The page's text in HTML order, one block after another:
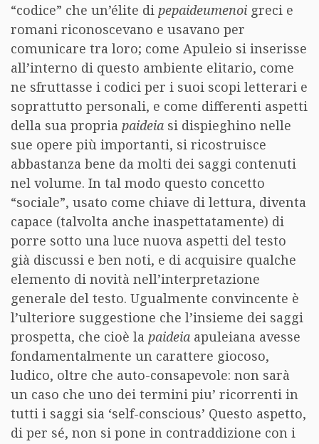
“codice” che un’élite di pepaideumenoi greci e
romani riconoscevano e usavano per
comunicare tra loro; come Apuleio si inserisse
all’interno di questo ambiente elitario, come
ne sfruttasse i codici per i suoi scopi letterari e
soprattutto personali, e come differenti aspetti
della sua propria paideia si dispieghino nelle
sue opere più importanti, si ricostruisce
abbastanza bene da molti dei saggi contenuti
nel volume. In tal modo questo concetto
“sociale”, usato come chiave di lettura, diventa
capace (talvolta anche inaspettatamente) di
porre sotto una luce nuova aspetti del testo
già discussi e ben noti, e di acquisire qualche
elemento di novità nell’interpretazione
generale del testo. Ugualmente convincente è
l’ulteriore suggestione che l’insieme dei saggi
prospetta, che cioè la paideia apuleiana avesse
fondamentalmente un carattere giocoso,
ludico, oltre che auto-consapevole: non sarà
un caso che uno dei termini piu’ ricorrenti in
tutti i saggi sia ‘self-conscious’ Questo aspetto,
di per sé, non si pone in contraddizione con i